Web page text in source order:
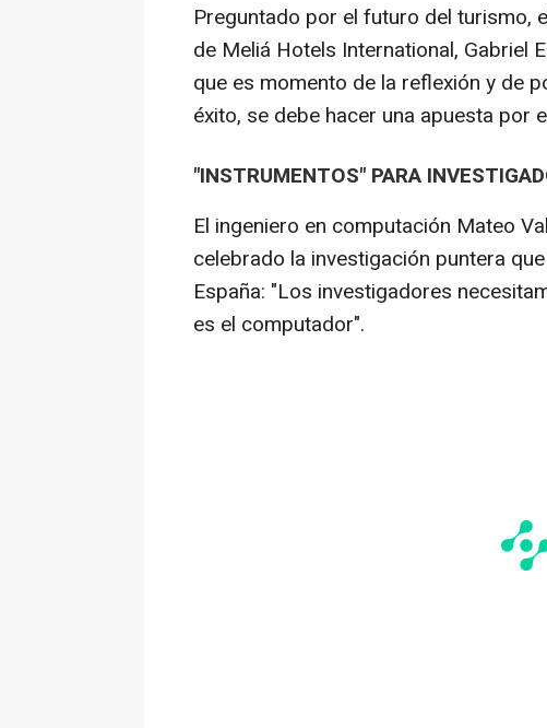
Preguntado por el futuro del turismo,
de Meliá Hotels International, Gabriel
que es momento de la reflexión y de
éxito, se debe hacer una apuesta por
"INSTRUMENTOS" PARA
El ingeniero en computación Mateo
celebrado la investigación puntera
España: "Los investigadores
es el computador".